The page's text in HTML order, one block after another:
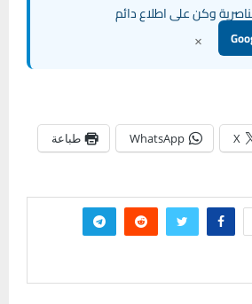
وكن على اطلاع دائم
×
X
WhatsApp طباعة